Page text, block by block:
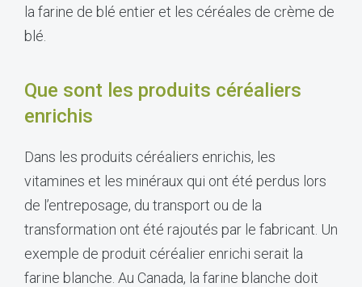
la farine de blé entier et les céréales de crème de
blé.
Que sont les produits céréaliers
enrichis
Dans les produits céréaliers enrichis, les
vitamines et les minéraux qui ont été perdus lors
de l’entreposage, du transport ou de la
transformation ont été rajoutés par le fabricant. Un
exemple de produit céréalier enrichi serait la
farine blanche. Au Canada, la farine blanche doit